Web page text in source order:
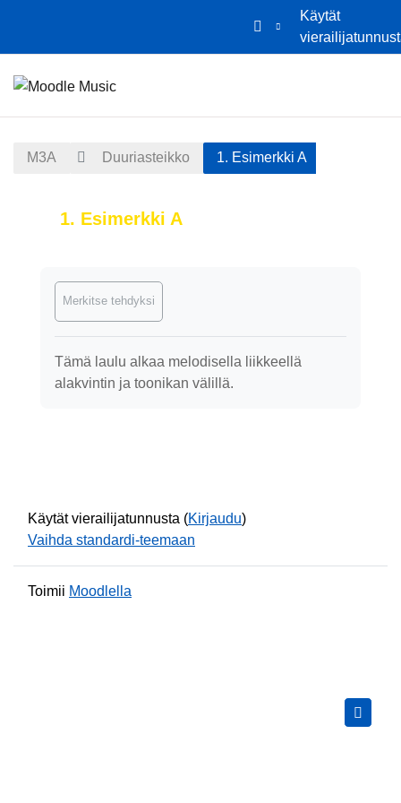
Käytät
M3A Duuriasteikko 1. Esimerkki A
1. Esimerkki A
Merkitse tehdyksi
Tämä laulu alkaa melodisella liikkeellä
alakvintin ja toonikan välillä.
Käytät vierailijatunnusta (Kirjaudu)
Vaihda standardi-teemaan
Toimii Moodlella